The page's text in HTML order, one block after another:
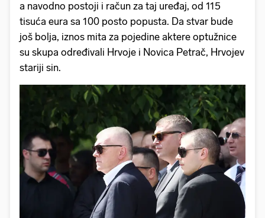
a navodno postoji i račun za taj uređaj, od 115
tisuća eura sa 100 posto popusta. Da stvar bude
još bolja, iznos mita za pojedine aktere optužnice
su skupa određivali Hrvoje i Novica Petrač, Hrvojev
stariji sin.